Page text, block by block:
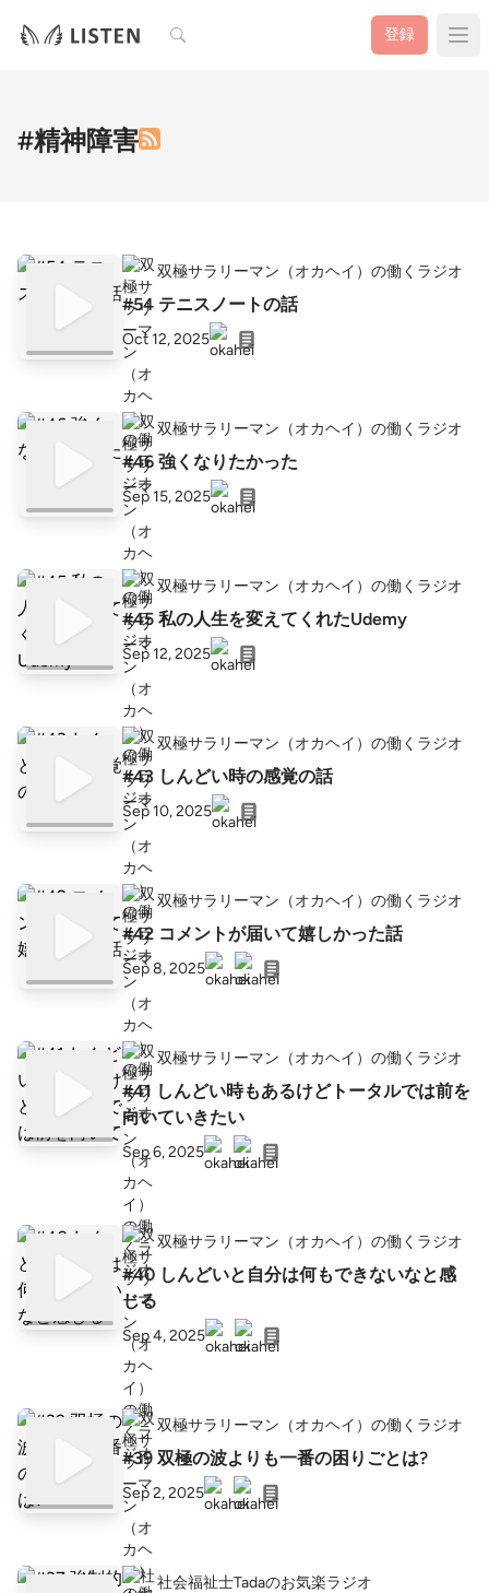
検索 登録
#精神障害
双極サラリーマン（オカヘイ）の働くラジオ
#54 テニスノートの話
Oct 12, 2025
双極サラリーマン（オカヘイ）の働くラジオ
#46 強くなりたかった
Sep 15, 2025
双極サラリーマン（オカヘイ）の働くラジオ
#45 私の人生を変えてくれたUdemy
Sep 12, 2025
双極サラリーマン（オカヘイ）の働くラジオ
#43 しんどい時の感覚の話
Sep 10, 2025
双極サラリーマン（オカヘイ）の働くラジオ
#42 コメントが届いて嬉しかった話
Sep 8, 2025
双極サラリーマン（オカヘイ）の働くラジオ
#41 しんどい時もあるけどトータルでは前を
向いていきたい
Sep 6, 2025
双極サラリーマン（オカヘイ）の働くラジオ
#40 しんどいと自分は何もできないなと感
じる
Sep 4, 2025
双極サラリーマン（オカヘイ）の働くラジオ
#39 双極の波よりも一番の困りごとは?
Sep 2, 2025
社会福祉士Tadaのお気楽ラジオ